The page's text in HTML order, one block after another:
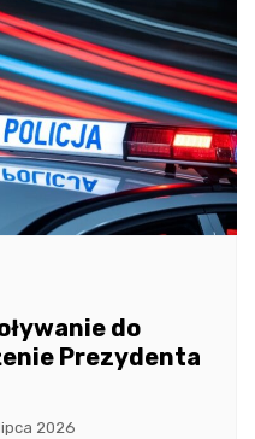
do
Prezydenta
2026